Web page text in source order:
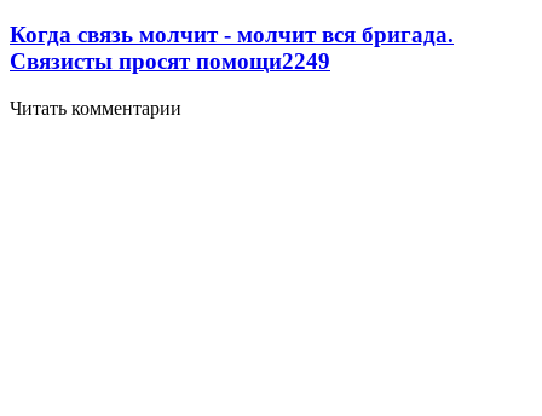
Когда связь молчит - молчит вся бригада.
Связисты просят помощи2249
Читать комментарии